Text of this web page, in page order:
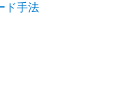
ド手法